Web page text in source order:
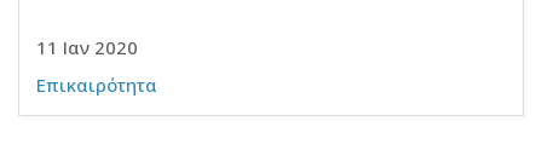
11 Ιαν 2020
Επικαιρότητα